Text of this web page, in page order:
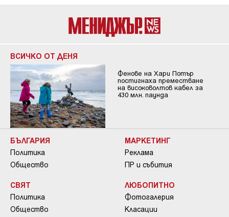
ВСИЧКО ОТ ДЕНЯ
Фенове на Хари Потър
постигнаха преместване
на високоволтов кабел за
430 млн. паунда
БЪЛГАРИЯ
Политика
Общество
СВЯТ
Политика
Общество
МАРКЕТИНГ
Реклама
ПР и събития
ЛЮБОПИТНО
Фотогалерия
Класации